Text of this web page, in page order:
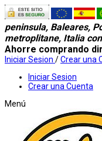
peninsula, Baleares,
metroplitane, Italia
Ahorre comprando
Iniciar Sesion /Crear una
Iniciar Sesion
Crear una Cuenta
Menú